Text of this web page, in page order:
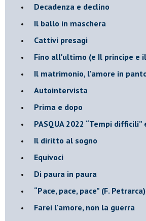
Decadenza e declino
Il ballo in maschera
Cattivi presagi
Fino all'ultimo (e Il principe e
Il matrimonio, l'amore in
Autointervista
Prima e dopo
​PASQUA 2022 “Tempi difficili”
Il diritto al sogno
Equivoci
Di paura in paura
​“Pace, pace, pace” (F. Petrarca)
Farei l'amore, non la guerra